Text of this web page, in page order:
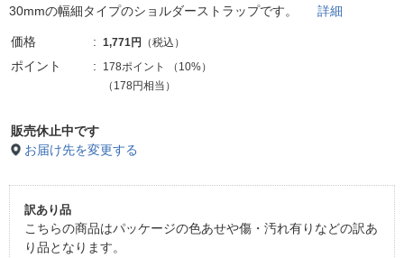
30mmの幅細タイプのショルダーストラップです。 詳細
価格 1,771円 （税込）
ポイント 178ポイント （ 10%）
（178円相当）
販売休止中です
お届け先を変更する
訳あり品
こちらの商品はパッケージの色あせや傷・汚れ有りなどの訳あ
り品となります。